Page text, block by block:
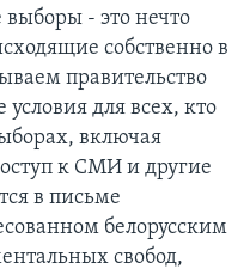
- это нечто
собственно в
правительство
для всех, кто
включая
к СМИ и другие
в письме
белорусским
свобод,